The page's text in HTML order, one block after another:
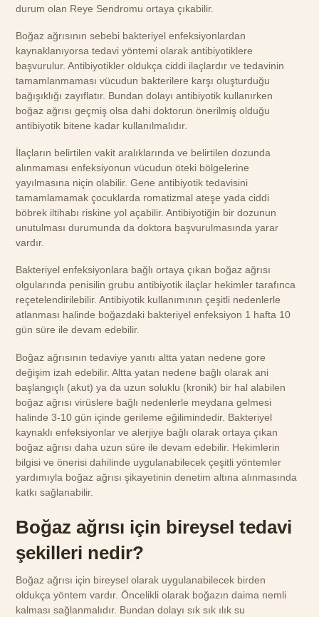
durum olan Reye Sendromu ortaya çıkabilir.
Boğaz ağrısının sebebi bakteriyel enfeksiyonlardan
kaynaklanıyorsa tedavi yöntemi olarak antibiyotiklere
başvurulur. Antibiyotikler oldukça ciddi ilaçlardır ve tedavinin
tamamlanmaması vücudun bakterilere karşı oluşturduğu
bağışıklığı zayıflatır. Bundan dolayı antibiyotik kullanırken
boğaz ağrısı geçmiş olsa dahi doktorun önerilmiş olduğu
antibiyotik bitene kadar kullanılmalıdır.
İlaçların belirtilen vakit aralıklarında ve belirtilen dozunda
alınmaması enfeksiyonun vücudun öteki bölgelerine
yayılmasına niçin olabilir. Gene antibiyotik tedavisini
tamamlamamak çocuklarda romatizmal ateşe yada ciddi
böbrek iltihabı riskine yol açabilir. Antibiyotiğin bir dozunun
unutulması durumunda da doktora başvurulmasında yarar
vardır.
Bakteriyel enfeksiyonlara bağlı ortaya çıkan boğaz ağrısı
olgularında penisilin grubu antibiyotik ilaçlar hekimler tarafınca
reçetelendirilebilir. Antibiyotik kullanımının çeşitli nedenlerle
atlanması halinde boğazdaki bakteriyel enfeksiyon 1 hafta 10
gün süre ile devam edebilir.
Boğaz ağrısının tedaviye yanıtı altta yatan nedene gore
değişim izah edebilir. Altta yatan nedene bağlı olarak ani
başlangıçlı (akut) ya da uzun soluklu (kronik) bir hal alabilen
boğaz ağrısı virüslere bağlı nedenlerle meydana gelmesi
halinde 3-10 gün içinde gerileme eğilimindedir. Bakteriyel
kaynaklı enfeksiyonlar ve alerjiye bağlı olarak ortaya çıkan
boğaz ağrısı daha uzun süre ile devam edebilir. Hekimlerin
bilgisi ve önerisi dahilinde uygulanabilecek çeşitli yöntemler
yardımıyla boğaz ağrısı şikayetinin denetim altına alınmasında
katkı sağlanabilir.
Boğaz ağrısı için bireysel tedavi
şekilleri nedir?
Boğaz ağrısı için bireysel olarak uygulanabilecek birden
oldukça yöntem vardır. Öncelikli olarak boğazın daima nemli
kalması sağlanmalıdır. Bundan dolayı sık sık ılık su